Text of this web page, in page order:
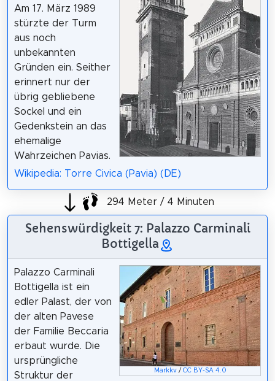
Am 17. März 1989
stürzte der Turm
aus noch
unbekannten
Gründen ein. Seither
erinnert nur der
übrig gebliebene
Sockel und ein
Gedenkstein an das
ehemalige
Wahrzeichen Pavias.
Wikipedia: Torre Civica (Pavia) (DE)
294 Meter / 4 Minuten
Sehenswürdigkeit 7: Palazzo Carminali
Bottigella
Markkv/ CC BY-SA 4.0
Palazzo Carminali
Bottigella ist ein
edler Palast, der von
der alten Pavese
der Familie Beccaria
erbaut wurde. Die
ursprüngliche
Struktur der